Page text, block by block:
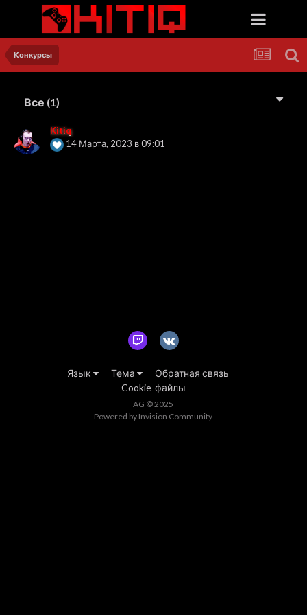
Конкурсы
Все (1)
Kitiq
14 Марта, 2023 в 09:01
Язык Тема
Обратная связь
Cookie-файлы
AG © 2025
Powered by Invision Community